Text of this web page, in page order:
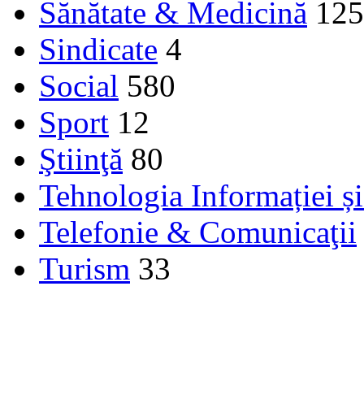
Sănătate & Medicină 125
Sindicate 4
Social 580
Sport 12
Ştiinţă 80
Tehnologia Informației
Telefonie & Comunicaţii
Turism 33